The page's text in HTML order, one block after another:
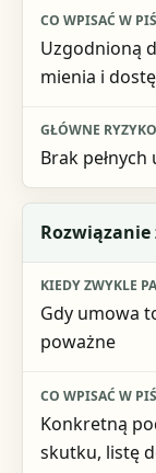
Uzgodnioną
mienia i
Brak
Gdy umowa
poważne
Konkretną
skutku, listę